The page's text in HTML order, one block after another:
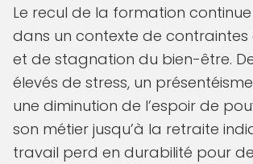
Le recul de la formation
dans un contexte de contraintes
et de stagnation du bien-être.
élevés de stress, un
une diminution de l’espoir de
son métier jusqu’à la retraite
travail perd en durabilité pour